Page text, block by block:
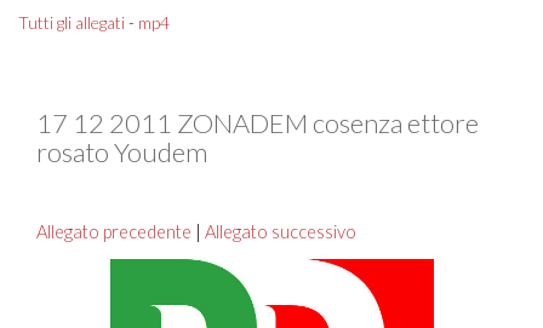
Tutti gli allegati- mp4
17 12 2011 ZONADEM cosenza ettore
rosato Youdem
Allegato precedente | Allegato successivo